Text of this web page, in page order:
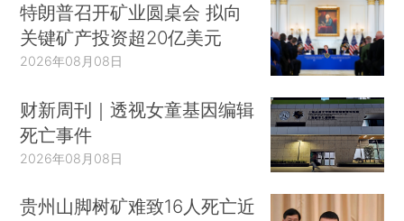
特朗普召开矿业圆桌会 拟向
关键矿产投资超20亿美元
2026年08月08日
财新周刊｜透视女童基因编辑
死亡事件
2026年08月08日
贵州山脚树矿难致16人死亡近